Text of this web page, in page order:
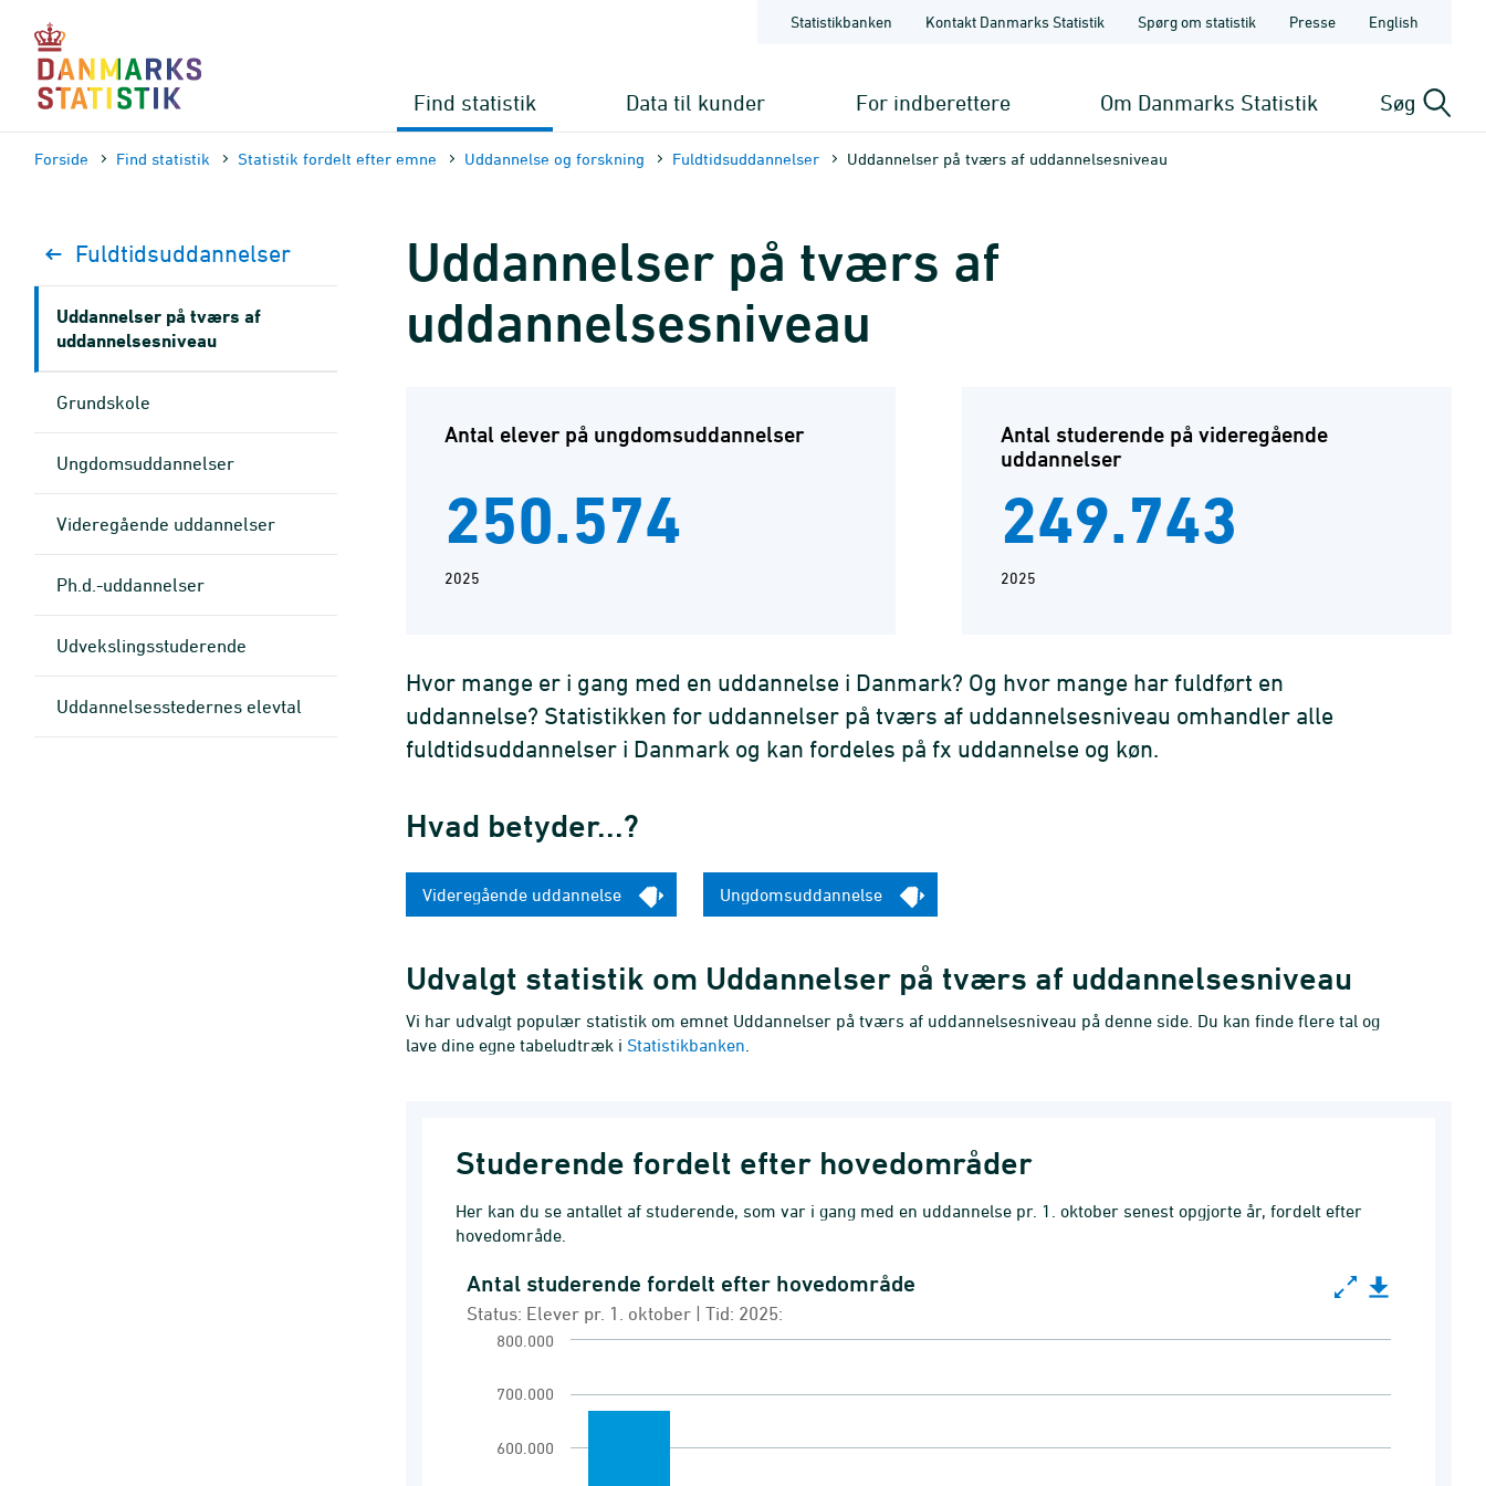
sidens
indhold
Statistikbanken Kontakt Danmarks Statistik Spørg om statistik Presse English
Find statistik Data til kunder For indberettere Om Danmarks Statistik Søg
Forside Find statistik Statistik fordelt efter emne Uddannelse og forskning Fuldtidsuddannelser Uddannelser på tværs af uddannelsesniveau
Uddannelser på tværs af
uddannelsesniveau
Antal elever på ungdomsuddannelser
250.574
2025
Antal studerende på videregående
uddannelser
249.743
2025
Hvor mange er i gang med en uddannelse i Danmark? Og hvor mange har fuldført en
uddannelse? Statistikken for uddannelser på tværs af uddannelsesniveau omhandler alle
fuldtidsuddannelser i Danmark og kan fordeles på fx uddannelse og køn.
Hvad betyder...?
Videregående uddannelse Ungdomsuddannelse
Udvalgt statistik om Uddannelser på tværs af uddannelsesniveau
Vi har udvalgt populær statistik om emnet Uddannelser på tværs af uddannelsesniveau på denne side. Du kan finde flere tal og
lave dine egne tabeludtræk i Statistikbanken
Studerende fordelt efter hovedområder
Her kan du se antallet af studerende, som var i gang med en uddannelse pr. 1. oktober senest opgjorte år, fordelt efter
hovedområde.
Antal studerende fordelt efter hovedområde
Bar chart with 7 bars.
Uddannelsesaktivitet
Antal studerende fordelt efter hovedområde
Status: Elever pr. 1. oktober | Tid: 2025:
600.000
700.000
800.000
Fuldtidsuddannelser
Uddannelser på tværs af
uddannelsesniveau
Grundskole
Ungdomsuddannelser
Videregående uddannelser
Ph.d.-uddannelser
Udvekslingsstuderende
Uddannelsesstedernes elevtal